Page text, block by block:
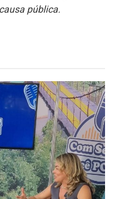
pública.